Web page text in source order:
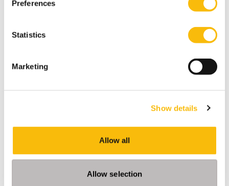
Preferences
Statistics
Marketing
Show details
Allow all
Allow selection
Deze professionals gingen je voor:
"Het programma haalt deelnemers bij tijd
en wijle fors uit hun comfortzone en heeft
daarmee een maximaal leereffect."
Algemeen directeur bij Language
Partners B.V.